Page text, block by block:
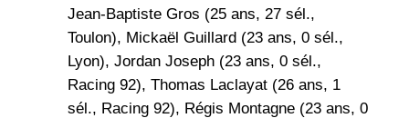
Jean-Baptiste Gros (25 ans, 27 sél.,
Toulon), Mickaël Guillard (23 ans, 0 sél.,
Lyon), Jordan Joseph (23 ans, 0 sél.,
Racing 92), Thomas Laclayat (26 ans, 1
sél., Racing 92), Régis Montagne (23 ans, 0